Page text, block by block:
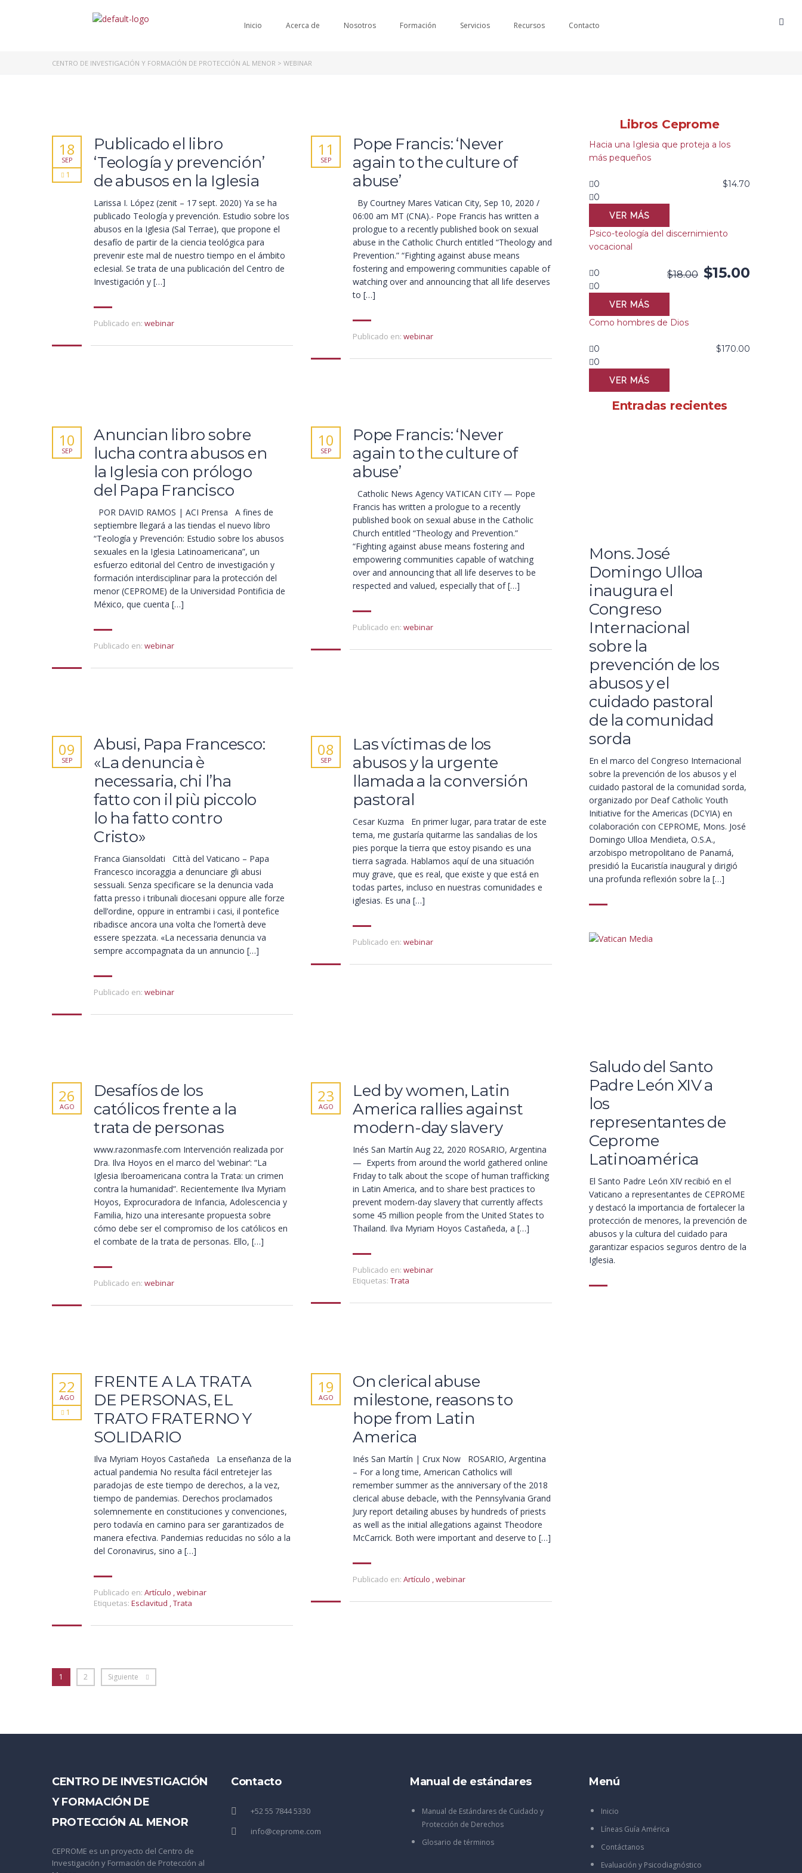
Inicio Acerca de Nosotros Formación Servicios Recursos Contacto
CENTRO DE INVESTIGACIÓN Y FORMACIÓN DE PROTECCIÓN AL MENOR > WEBINAR
Publicado el libro
‘Teología y prevención’
de abusos en la Iglesia
18
SEP
1
Larissa I. López (zenit – 17 sept. 2020) Ya se ha
publicado Teología y prevención. Estudio sobre los
abusos en la Iglesia (Sal Terrae), que propone el
desafío de partir de la ciencia teológica para
prevenir este mal de nuestro tiempo en el ámbito
eclesial. Se trata de una publicación del Centro de
Investigación y […]
Publicado en: webinar
Pope Francis: ‘Never
again to the culture of
abuse’
11
SEP
By Courtney Mares Vatican City, Sep 10, 2020 /
06:00 am MT (CNA).- Pope Francis has written a
prologue to a recently published book on sexual
abuse in the Catholic Church entitled “Theology and
Prevention.” “Fighting against abuse means
fostering and empowering communities capable of
watching over and announcing that all life deserves
to […]
Publicado en: webinar
Anuncian libro sobre
lucha contra abusos en
la Iglesia con prólogo
del Papa Francisco
10
SEP
POR DAVID RAMOS | ACI Prensa A fines de
septiembre llegará a las tiendas el nuevo libro
“Teología y Prevención: Estudio sobre los abusos
sexuales en la Iglesia Latinoamericana”, un
esfuerzo editorial del Centro de investigación y
formación interdisciplinar para la protección del
menor (CEPROME) de la Universidad Pontificia de
México, que cuenta […]
Publicado en: webinar
Pope Francis: ‘Never
again to the culture of
abuse’
10
SEP
Catholic News Agency VATICAN CITY — Pope
Francis has written a prologue to a recently
published book on sexual abuse in the Catholic
Church entitled “Theology and Prevention.”
“Fighting against abuse means fostering and
empowering communities capable of watching
over and announcing that all life deserves to be
respected and valued, especially that of […]
Publicado en: webinar
Abusi, Papa Francesco:
«La denuncia è
necessaria, chi l’ha
fatto con il più piccolo
lo ha fatto contro
Cristo»
09
SEP
Franca Giansoldati Città del Vaticano – Papa
Francesco incoraggia a denunciare gli abusi
sessuali. Senza specificare se la denuncia vada
fatta presso i tribunali diocesani oppure alle forze
dell’ordine, oppure in entrambi i casi, il pontefice
ribadisce ancora una volta che l’omertà deve
essere spezzata. «La necessaria denuncia va
sempre accompagnata da un annuncio […]
Publicado en: webinar
Las víctimas de los
abusos y la urgente
llamada a la conversión
pastoral
08
SEP
Cesar Kuzma En primer lugar, para tratar de este
tema, me gustaría quitarme las sandalias de los
pies porque la tierra que estoy pisando es una
tierra sagrada. Hablamos aquí de una situación
muy grave, que es real, que existe y que está en
todas partes, incluso en nuestras comunidades e
iglesias. Es una […]
Publicado en: webinar
Desafíos de los
católicos frente a la
trata de personas
26
AGO
www.razonmasfe.com Intervención realizada por
Dra. Ilva Hoyos en el marco del ‘webinar’: “La
Iglesia Iberoamericana contra la Trata: un crimen
contra la humanidad”. Recientemente Ilva Myriam
Hoyos, Exprocuradora de Infancia, Adolescencia y
Familia, hizo una interesante propuesta sobre
cómo debe ser el compromiso de los católicos en
el combate de la trata de personas. Ello, […]
Publicado en: webinar
Led by women, Latin
America rallies against
modern-day slavery
23
AGO
Inés San Martín Aug 22, 2020 ROSARIO, Argentina
— Experts from around the world gathered online
Friday to talk about the scope of human trafficking
in Latin America, and to share best practices to
prevent modern-day slavery that currently affects
some 45 million people from the United States to
Thailand. Ilva Myriam Hoyos Castañeda, a […]
Publicado en: webinar
Etiquetas: Trata
FRENTE A LA TRATA
DE PERSONAS, EL
TRATO FRATERNO Y
SOLIDARIO
22
AGO
1
Ilva Myriam Hoyos Castañeda La enseñanza de la
actual pandemia No resulta fácil entretejer las
paradojas de este tiempo de derechos, a la vez,
tiempo de pandemias. Derechos proclamados
solemnemente en constituciones y convenciones,
pero todavía en camino para ser garantizados de
manera efectiva. Pandemias reducidas no sólo a la
del Coronavirus, sino a […]
Publicado en: Artículo ,webinar
Etiquetas: Esclavitud ,Trata
On clerical abuse
milestone, reasons to
hope from Latin
America
19
AGO
Inés San Martín | Crux Now ROSARIO, Argentina
– For a long time, American Catholics will
remember summer as the anniversary of the 2018
clerical abuse debacle, with the Pennsylvania Grand
Jury report detailing abuses by hundreds of priests
as well as the initial allegations against Theodore
McCarrick. Both were important and deserve to […]
Publicado en: Artículo ,webinar
1 2 Siguiente
Libros Ceprome
Hacia una Iglesia que proteja a los
más pequeños
0
0
$14.70
VER MÁS
Psico-teología del discernimiento
vocacional
0
0
$18.00 $15.00
VER MÁS
Como hombres de Dios
0
0
$170.00
VER MÁS
Entradas recientes
Mons. José
Domingo Ulloa
inaugura el
Congreso
Internacional
sobre la
prevención de los
abusos y el
cuidado pastoral
de la comunidad
sorda
En el marco del Congreso Internacional
sobre la prevención de los abusos y el
cuidado pastoral de la comunidad sorda,
organizado por Deaf Catholic Youth
Initiative for the Americas (DCYIA) en
colaboración con CEPROME, Mons. José
Domingo Ulloa Mendieta, O.S.A.,
arzobispo metropolitano de Panamá,
presidió la Eucaristía inaugural y dirigió
una profunda reflexión sobre la […]
Saludo del Santo
Padre León XIV a
los
representantes de
Ceprome
Latinoamérica
El Santo Padre León XIV recibió en el
Vaticano a representantes de CEPROME
y destacó la importancia de fortalecer la
protección de menores, la prevención de
abusos y la cultura del cuidado para
garantizar espacios seguros dentro de la
Iglesia.
CENTRO DE INVESTIGACIÓN
Y FORMACIÓN DE
PROTECCIÓN AL MENOR
CEPROME es un proyecto del Centro de
Investigación y Formación de Protección al
Contacto
+52 55 7844 5330
info@ceprome.com
Manual de estándares
Manual de Estándares de Cuidado y
Protección de Derechos
Glosario de términos
Menú
Inicio
Líneas Guía América
Contáctanos
Evaluación y Psicodiagnóstico